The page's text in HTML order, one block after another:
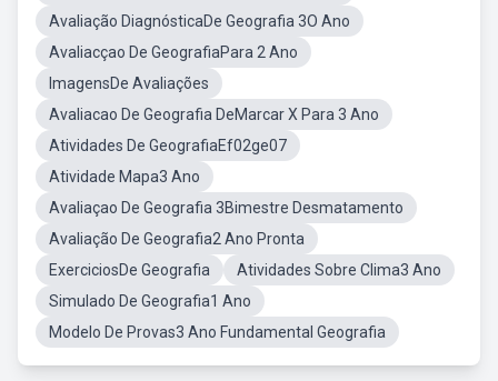
Avaliação DiagnósticaDe Geografia 3O Ano
Avaliacçao De GeografiaPara 2 Ano
ImagensDe Avaliações
Avaliacao De Geografia DeMarcar X Para 3 Ano
Atividades De GeografiaEf02ge07
Atividade Mapa3 Ano
Avaliaçao De Geografia 3Bimestre Desmatamento
Avaliação De Geografia2 Ano Pronta
ExerciciosDe Geografia
Atividades Sobre Clima3 Ano
Simulado De Geografia1 Ano
Modelo De Provas3 Ano Fundamental Geografia